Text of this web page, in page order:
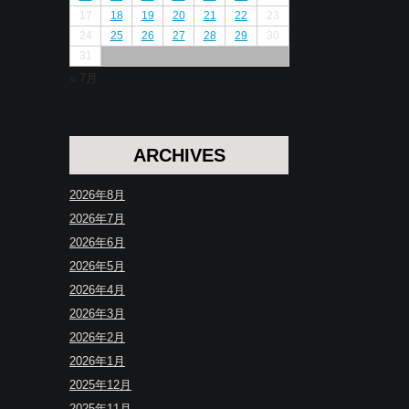
17
18 19 20 21 22
23
24
25 26 27 28 29
30
31
« 7月
ARCHIVES
2026年8月
2026年7月
2026年6月
2026年5月
2026年4月
2026年3月
2026年2月
2026年1月
2025年12月